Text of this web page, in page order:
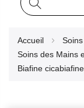
Accueil
Soins des Mains
Biafine